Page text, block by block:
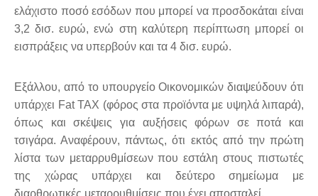
ελάχιστο ποσό εσόδων που μπορεί να προσδοκάται είναι
3,2 δισ. ευρώ, ενώ στη καλύτερη περίπτωση μπορεί οι
εισπράξεις να υπερβούν και τα 4 δισ. ευρώ.
Εξάλλου, από το υπουργείο Οικονομικών διαψεύδουν ότι
υπάρχει Fat TAX (φόρος στα προϊόντα με υψηλά λιπαρά),
όπως και σκέψεις για αυξήσεις φόρων σε ποτά και
τσιγάρα. Αναφέρουν, πάντως, ότι εκτός από την πρώτη
λίστα των μεταρρυθμίσεων που εστάλη στους πιστωτές
της χώρας υπάρχει και δεύτερο σημείωμα με
διαρθρωτικές μεταρρυθμίσεις που έχει αποσταλεί.